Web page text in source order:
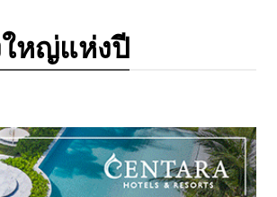
ใหญ่แห่งปี